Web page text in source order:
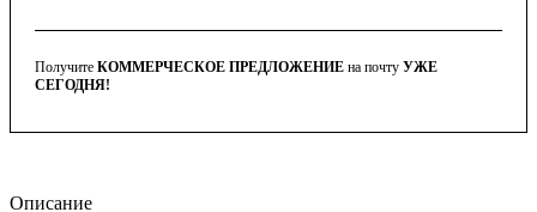
Получите КОММЕРЧЕСКОЕ ПРЕДЛОЖЕНИЕ на почту УЖЕ
СЕГОДНЯ!
Описание